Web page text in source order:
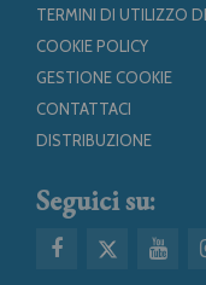
TERMINI DI UTILIZZO
COOKIE POLICY
GESTIONE COOKIE
CONTATTACI
DISTRIBUZIONE
Seguici su: